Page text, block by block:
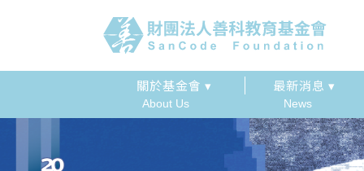
關於基金會 ▾
About Us
最新消息 ▾
News